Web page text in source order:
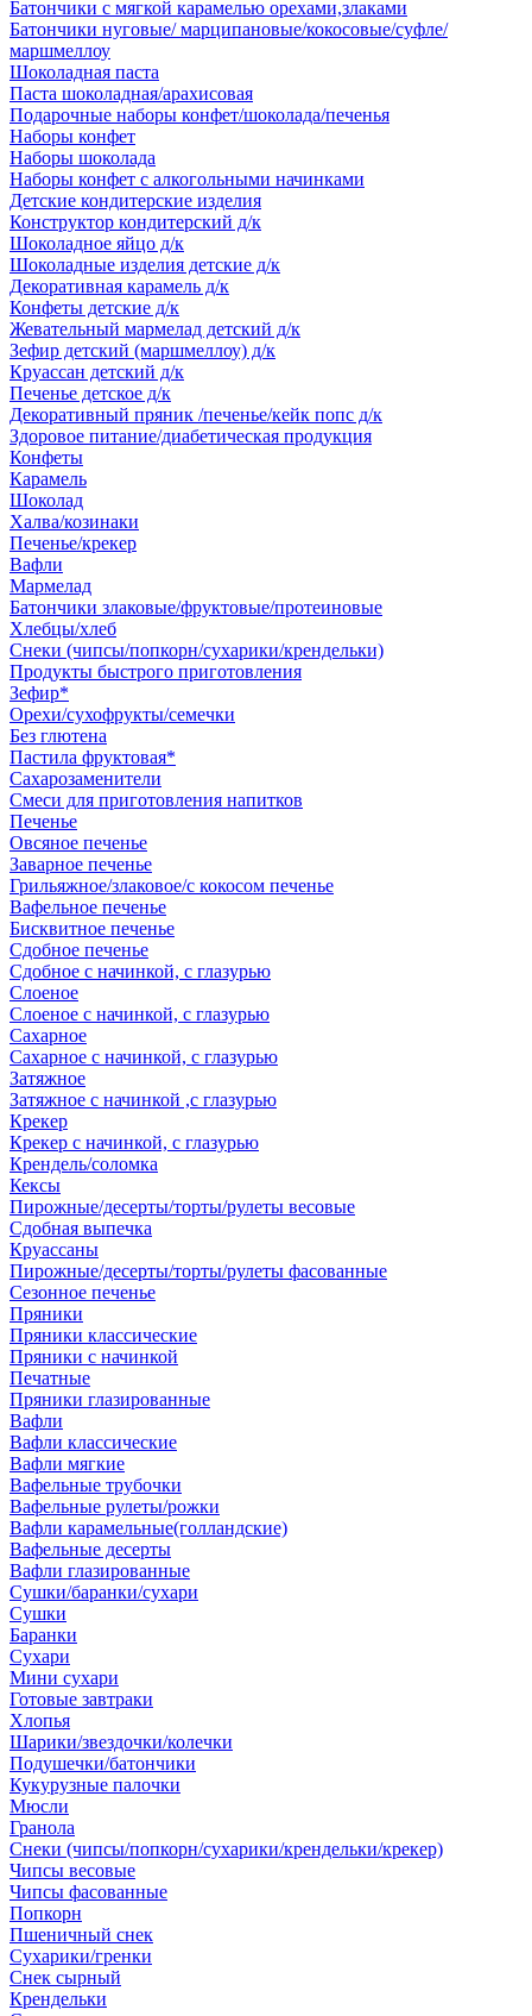
Батончики с мягкой карамелью орехами,злаками
Батончики нуговые/ марципановые/кокосовые/суфле/
маршмеллоу
Шоколадная паста
Паста шоколадная/арахисовая
Подарочные наборы конфет/шоколада/печенья
Наборы конфет
Наборы шоколада
Наборы конфет с алкогольными начинками
Детские кондитерские изделия
Конструктор кондитерский д/к
Шоколадное яйцо д/к
Шоколадные изделия детские д/к
Декоративная карамель д/к
Конфеты детские д/к
Жевательный мармелад детский д/к
Зефир детский (маршмеллоу) д/к
Круассан детский д/к
Печенье детское д/к
Декоративный пряник /печенье/кейк попс д/к
Здоровое питание/диабетическая продукция
Конфеты
Карамель
Шоколад
Халва/козинаки
Печенье/крекер
Вафли
Мармелад
Батончики злаковые/фруктовые/протеиновые
Хлебцы/хлеб
Снеки (чипсы/попкорн/сухарики/крендельки)
Продукты быстрого приготовления
Зефир*
Орехи/сухофрукты/семечки
Без глютена
Пастила фруктовая*
Сахарозаменители
Смеси для приготовления напитков
Печенье
Овсяное печенье
Заварное печенье
Грильяжное/злаковое/с кокосом печенье
Вафельное печенье
Бисквитное печенье
Сдобное печенье
Сдобное с начинкой, с глазурью
Слоеное
Слоеное с начинкой, с глазурью
Сахарное
Сахарное с начинкой, с глазурью
Затяжное
Затяжное с начинкой ,с глазурью
Крекер
Крекер с начинкой, с глазурью
Крендель/соломка
Кексы
Пирожные/десерты/торты/рулеты весовые
Сдобная выпечка
Круассаны
Пирожные/десерты/торты/рулеты фасованные
Сезонное печенье
Пряники
Пряники классические
Пряники с начинкой
Печатные
Пряники глазированные
Вафли
Вафли классические
Вафли мягкие
Вафельные трубочки
Вафельные рулеты/рожки
Вафли карамельные(голландские)
Вафельные десерты
Вафли глазированные
Сушки/баранки/сухари
Сушки
Баранки
Сухари
Мини сухари
Готовые завтраки
Хлопья
Шарики/звездочки/колечки
Подушечки/батончики
Кукурузные палочки
Мюсли
Гранола
Снеки (чипсы/попкорн/сухарики/крендельки/крекер)
Чипсы весовые
Чипсы фасованные
Попкорн
Пшеничный снек
Сухарики/гренки
Снек сырный
Крендельки